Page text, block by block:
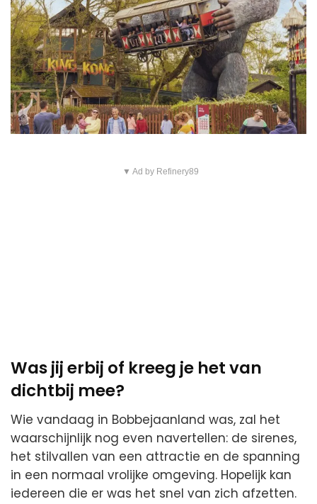
▼ Ad by Refinery89
Was jij erbij of kreeg je het van
dichtbij mee?
Wie vandaag in Bobbejaanland was, zal het
waarschijnlijk nog even navertellen: de sirenes,
het stilvallen van een attractie en de spanning
in een normaal vrolijke omgeving. Hopelijk kan
iedereen die er was het snel van zich afzetten.